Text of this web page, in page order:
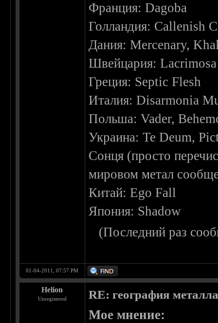
Франция: Dagoba
Голландия: Callenish
Дания: Mercenary,
Швейцария: Lacrimosa
Греция: Septic Flesh
Италия: Disarmonia
Польша: Vader,
Украина: Te Deum,
Сонця (просто
мировом метал
Китай: Ego Fall
Япония: Shadow
(Последний раз
01-04-2011, 07:57 PM
Helion
Unregistered RE: география
Мое мнение: